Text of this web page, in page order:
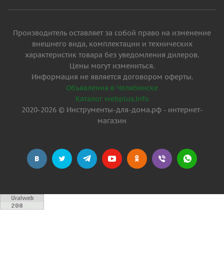
Производитель оставляет за собой право на изменение
внешнего вида, комплектации и технических
характеристик товара без уведомления дилеров.
Цены могут измениться.
Информация не является договором оферты.
Объявления в Челябинске
Каталог webplus.info
2020-2026 © Инструменты-для-дома.рф - интернет-
магазин